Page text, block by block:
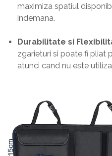
maximiza spatiul
indemana.
Durabilitate si
zgarieturi si poate fi pliat
atunci cand nu este